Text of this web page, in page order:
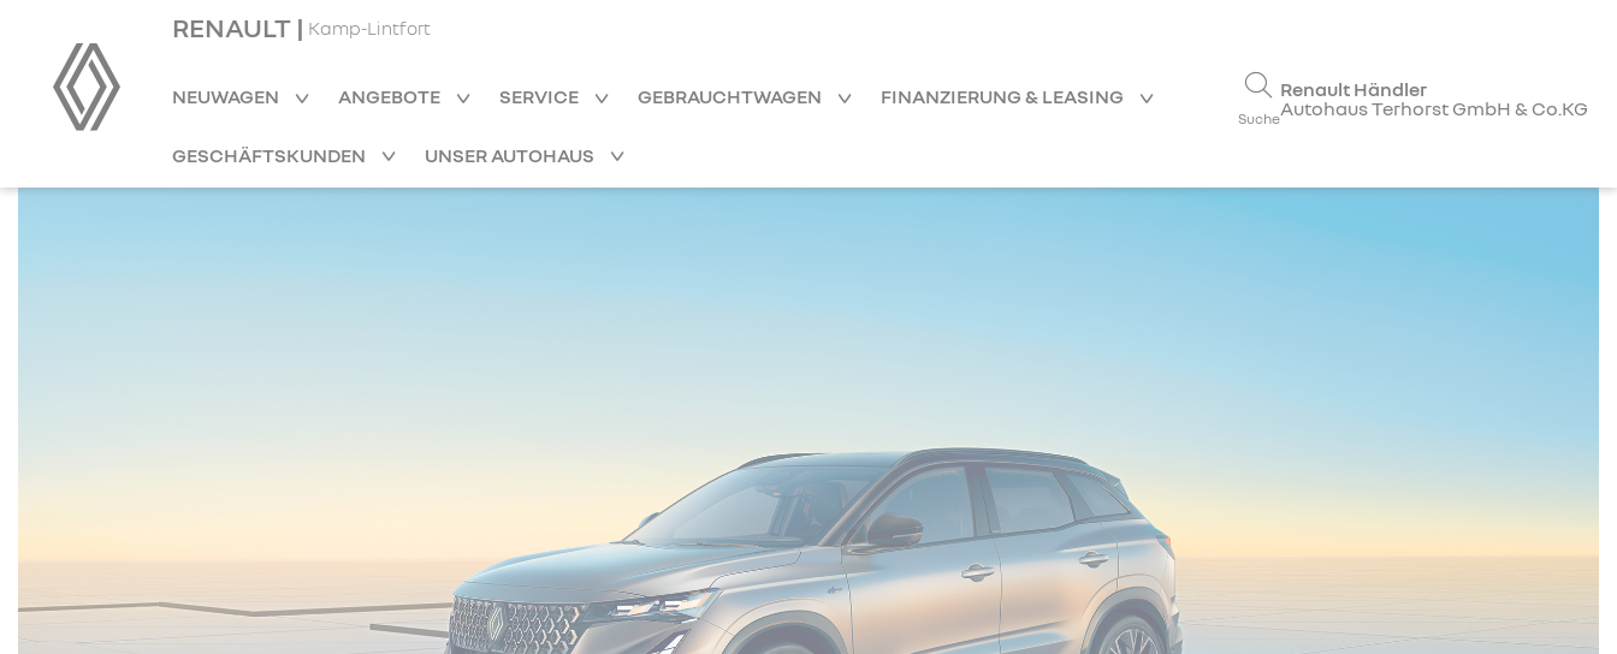
RENAULT | Kamp-Lintfort
NEUWAGEN ANGEBOTE SERVICE GEBRAUCHTWAGEN FINANZIERUNG & LEASING
GESCHÄFTSKUNDEN UNSER AUTOHAUS
Suche
Renault Händler
Autohaus Terhorst GmbH & Co.KG